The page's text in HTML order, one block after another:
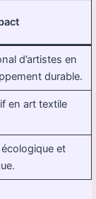
d’artistes en
durable.
en art textile
et